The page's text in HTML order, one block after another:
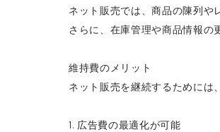
ネット販売では、商品の陳列や
さらに、在庫管理や商品情報の
維持費のメリット
ネット販売を継続するためには
1. 広告費の最適化が可能